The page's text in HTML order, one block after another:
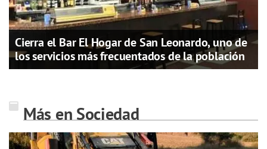
Cierra el Bar El Hogar de San Leonardo, uno de
los servicios más frecuentados de la población
Más en Sociedad